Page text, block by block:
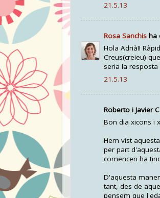
21.5.13
Rosa Sanchis ha
Hola Adrià!!
Creus(creieu)
seria la resposta
21.5.13
Roberto i Javier
Bon dia xicons i
Hem vist
per part
comencen ha
D'aquesta
tant, des de
pensem que